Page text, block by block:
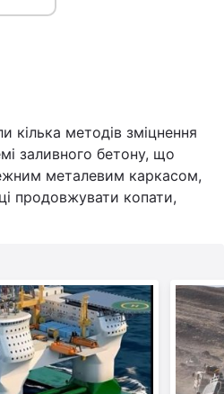
кілька методів зміцнення
заливного бетону, що
металевим каркасом,
продовжувати копати,